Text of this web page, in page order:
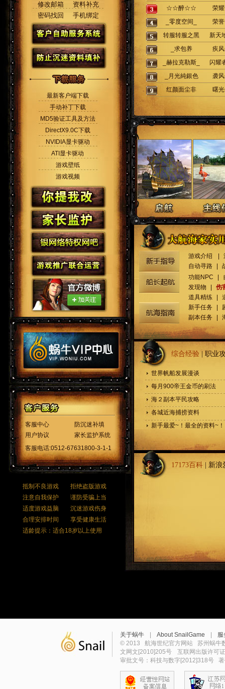
修改邮箱
资料补充
密码找回
手机绑定
最新客户端下载
手动补丁下载
MD5验证工具及方法
DirectX9.0C下载
NVIDIA显卡驱动
ATI显卡驱动
游戏壁纸
游戏视频
客服中心
防沉迷补填
用户协议
家长监护系统
客服电话:0512-67631800-3-1-1
抵制不良游戏
拒绝盗版游戏
注意自我保护
谨防受骗上当
适度游戏益脑
沉迷游戏伤身
合理安排时间
享受健康生活
适龄提示：适合18岁以上使用
子_
☆☆醉☆☆
荣
_零度空间_
荣
转服转服之黑
可乐
新天
_求包养
疾
_赫拉克勒斯_
闪耀
_月光純銀色
袭
红颜面尘非
曙
游戏介绍
自动寻路
功能NPC
发现物
伤
道具精练
新手任务
副本任务
综合经验 职业
世界帆船发展漫谈
每月900帝王金币的刷法
海２副本平民攻略
各城近海捕捞资料
新手最爱~！最全的资料~！
17173百科 新浪
关于蜗牛 About SnailGame
服
© 2013 航海世纪官方网站 苏州蜗牛
文网文[2010]205号
互联网出版许可证
审批文号：科技与数字[2012]318号